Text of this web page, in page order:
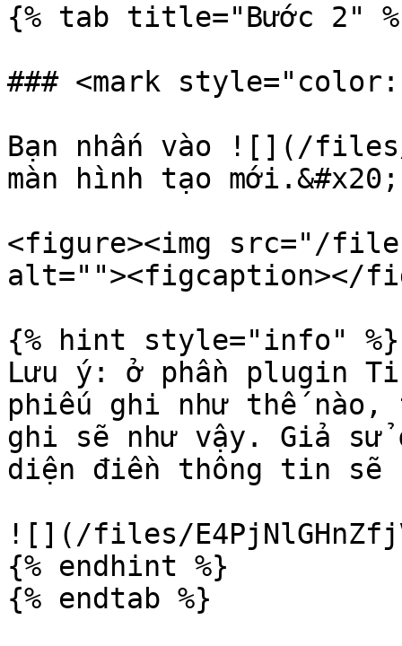
{% tab title="Bước 2"
### <mark
Bạn nhấn vào ![](/files/
màn hình tạo mới.&#x20;
<figure><img src="/files/
alt=""><figcaption></
{% hint style="info" %}
Lưu ý: ở phần plugin
phiếu ghi như thế
ghi sẽ như vậy. Giả sử
diện điền thông tin sẽ
![](/files/
{% endhint %}
{% endtab %}